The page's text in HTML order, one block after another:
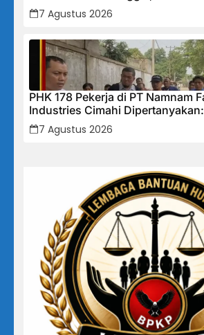
Tidak Akan Segan Menindak”
7 Agustus 2026
PHK 178 Pekerja di PT Namnam
Industries Cimahi
Klaim Rugi, Laporan Keuangan
Tunjukkan Penurunan Laba.
7 Agustus 2026